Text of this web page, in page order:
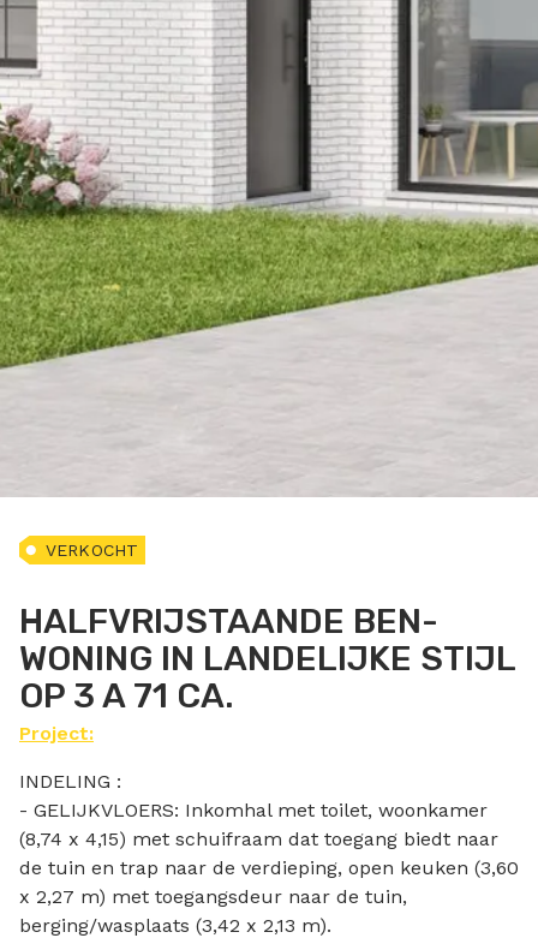
HALFVRIJSTAANDE BEN-
WONING IN LANDELIJKE STIJL
OP 3 A 71 CA.
Project:
VERKOCHT
INDELING :
- GELIJKVLOERS: Inkomhal met toilet, woonkamer
(8,74 x 4,15) met schuifraam dat toegang biedt naar
de tuin en trap naar de verdieping, open keuken (3,60
x 2,27 m) met toegangsdeur naar de tuin,
berging/wasplaats (3,42 x 2,13 m).